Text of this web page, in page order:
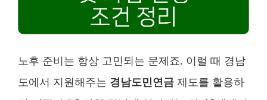
노후 준비는 항상 고민되는 문제죠. 이럴 때 경남
도에서 지원해주는 경남도민연금 제도를 활용하